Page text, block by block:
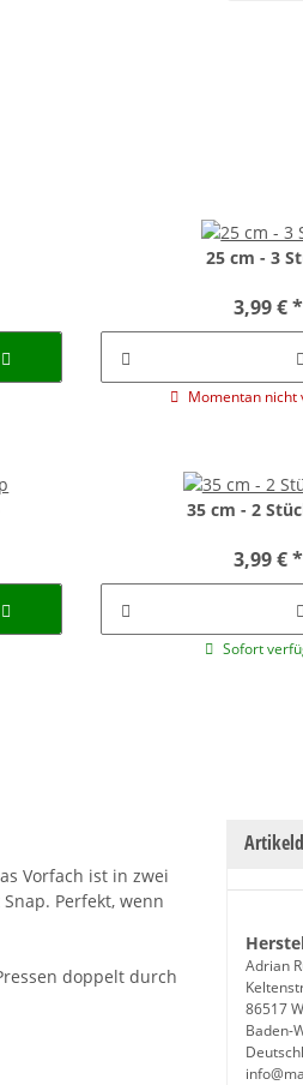
25 cm - 3
3,99 €*
Momentan nicht
35 cm - 2
3,99 €*
Sofort
Vorfach ist in zwei
Perfekt, wenn
doppelt durch
Adrian
86517
Baden-